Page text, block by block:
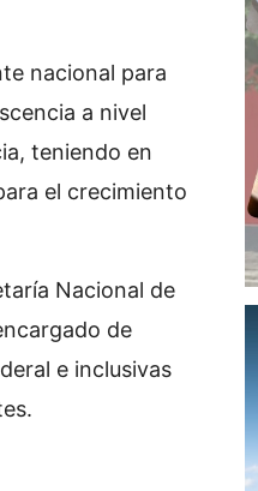
nacional para
a nivel
teniendo en
el crecimiento
Nacional de
de
e inclusivas